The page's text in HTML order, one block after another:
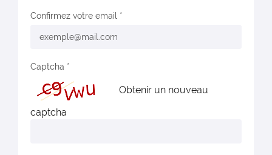
Confirmez votre email
Captcha
Obtenir un nouveau
captcha